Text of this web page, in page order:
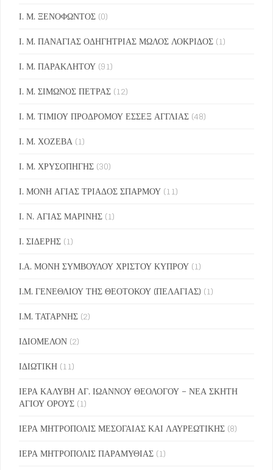
Ι. Μ. ΞΕΝΟΦΩΝΤΟΣ (0)
Ι. Μ. ΠΑΝΑΓΙΑΣ ΟΔΗΓΗΤΡΙΑΣ ΜΩΛΟΣ ΛΟΚΡΙΔΟΣ (1)
Ι. Μ. ΠΑΡΑΚΛΗΤΟΥ (91)
Ι. Μ. ΣΙΜΩΝΟΣ ΠΕΤΡΑΣ (12)
Ι. Μ. ΤΙΜΙΟΥ ΠΡΟΔΡΟΜΟΥ ΕΣΣΕΞ ΑΓΓΛΙΑΣ (48)
Ι. Μ. ΧΟΖΕΒΑ (1)
Ι. Μ. ΧΡΥΣΟΠΗΓΗΣ (30)
Ι. ΜΟΝΗ ΑΓΙΑΣ ΤΡΙΑΔΟΣ ΣΠΑΡΜΟΥ (11)
Ι. Ν. ΑΓΙΑΣ ΜΑΡΙΝΗΣ (1)
Ι. ΣΙΔΕΡΗΣ (1)
Ι.Α. ΜΟΝΗ ΣΥΜΒΟΥΛΟΥ ΧΡΙΣΤΟΥ ΚΥΠΡΟΥ (1)
Ι.Μ. ΓΕΝΕΘΛΙΟΥ ΤΗΣ ΘΕΟΤΟΚΟΥ (ΠΕΛΑΓΙΑΣ) (1)
Ι.Μ. ΤΑΤΑΡΝΗΣ (2)
ΙΔΙΟΜΕΛΟΝ (2)
ΙΔΙΩΤΙΚΗ (11)
ΙΕΡΑ ΚΑΛΥΒΗ ΑΓ. ΙΩΑΝΝΟΥ ΘΕΟΛΟΓΟΥ – ΝΕΑ ΣΚΗΤΗ
ΑΓΙΟΥ ΟΡΟΥΣ (1)
ΙΕΡΑ ΜΗΤΡΟΠΟΛΙΣ ΜΕΣΟΓΑΙΑΣ ΚΑΙ ΛΑΥΡΕΩΤΙΚΗΣ (8)
ΙΕΡΑ ΜΗΤΡΟΠΟΛΙΣ ΠΑΡΑΜΥΘΙΑΣ (1)